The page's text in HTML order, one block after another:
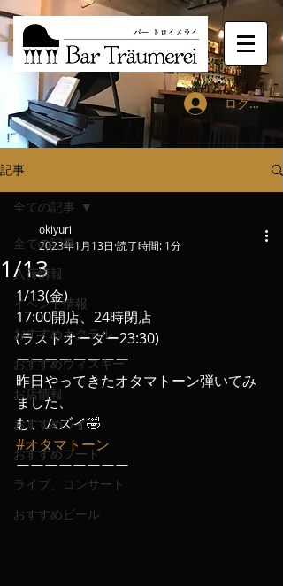
ログイン
記事
全ての記事
入荷情報
イベント情報
おすすめカクテル
おすすめウィスキー
お店情報
おすすめワイン
おすすめフード
ライブ、コンサート
おすすめビール
全ての記事
1/13
okiyuri
2023年1月13日 読了時間: 1分
1/13(金)
17:00開店、24時閉店
(ラストオーダー23:30)
ーーーーーーーー
昨日やってきたオタマトーン弾いてみ
ました、
む、ムズイ🤣
#オタマトーン
ーーーーーーーー